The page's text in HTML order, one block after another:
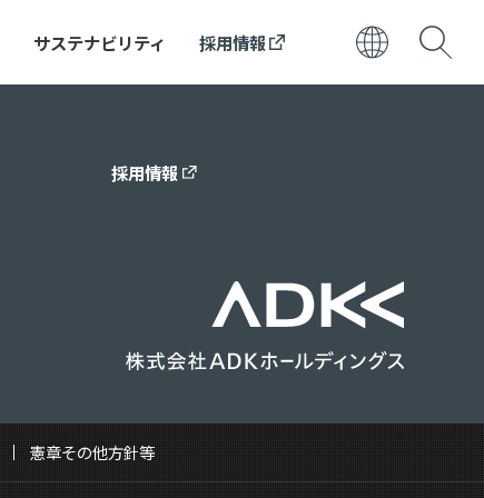
サステナビリティ 採用情報
採用情報
憲章その他方針等